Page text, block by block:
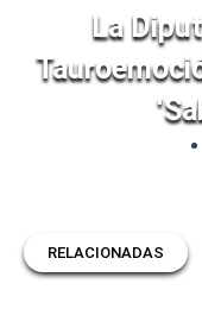
La
RELACIONADAS